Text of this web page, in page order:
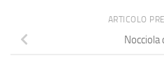
ARTICOLO
Nocciola